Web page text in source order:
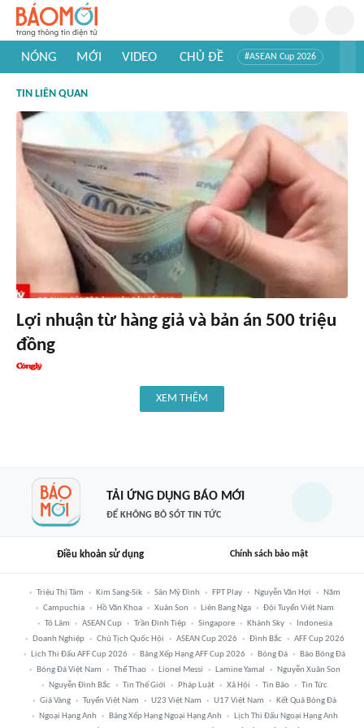
NÓNG MỚI VIDEO CHỦ ĐỀ #ASEAN Cup 2026
#Khám phá thế giới
TIN LIÊN QUAN
Lợi nhuận từ hàng giả và bản án 500 triệu
đồng
XEM THÊM
TẢI ỨNG DỤNG BÁO MỚI
ĐỂ KHÔNG BỎ SÓT TIN TỨC
Điều khoản sử dụng Chính sách bảo mật
Triệu Thị Tâm Kim Sang-Sik Sân Mỹ Đình FPT Play Nguyễn Văn Hợi
Năm
Campuchia
Hồ Văn Khoa Xuân Son Liên Bang Nga
Đội Tuyển Việt Nam
Tô Lâm
ASEAN Cup Trần Đình Tiệp Singapore Khánh Sky
Indonesia
Doanh Nghiệp
Chủ Tịch Quốc Hội ASEAN Cup 2026 Đình Bắc
AFF Cup 2026
Lịch Thi Đấu AFF Cup 2026
Bảng Xếp Hạng AFF Cup 2026 Bóng Đá
Báo Bóng Đá
Bóng Đá Việt Nam
Thể Thao Lionel Messi Lamine Yamal
Nguyễn Xuân Son
Nguyễn Đình Bắc
Tin Thế Giới Pháp Luật Xã Hội Tin Bão
Tin Tức
Giá Vàng
Tuyển Việt Nam U23 Việt Nam U17 Việt Nam
Kết Quả Bóng Đá
Ngoại Hạng Anh
Bảng Xếp Hạng Ngoại Hạng Anh
Lịch Thi Đấu Ngoại Hạng Anh